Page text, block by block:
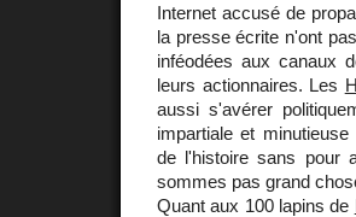
Internet accusé de
la presse écrite n'ont
inféodées aux canaux
leurs actionnaires. Les
aussi s'avérer
impartiale et
de l'histoire sans pour
sommes pas grand
Quant aux 100 lapins de